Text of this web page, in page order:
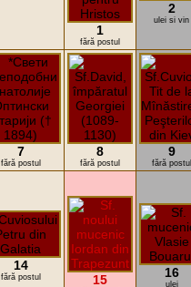
1
fără postul
2
ulei si vin
7
fără postul
8
fără postul
9
fără postul
14
fără postul 15 16
ulei